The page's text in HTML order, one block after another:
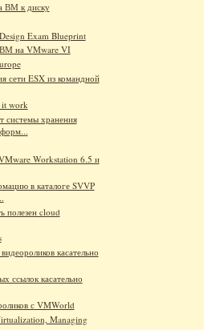
ВМ к диску
Exam Blueprint
ВМ на VMware VI
сети ESX из командной
it work
системы хранения
Workstation 6.5 и
в каталоге SVVP
полезен cloud
касательно
ссылок касательно
с VMWorld
Managing